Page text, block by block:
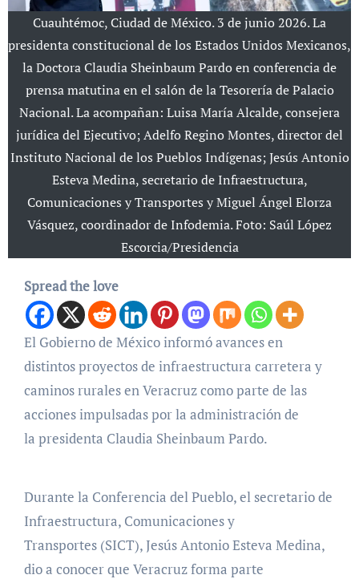
Cuauhtémoc, Ciudad de México. 3 de junio 2026. La
presidenta constitucional de los Estados Unidos Mexicanos,
la Doctora Claudia Sheinbaum Pardo en conferencia de
prensa matutina en el salón de la Tesorería de Palacio
Nacional. La acompañan: Luisa María Alcalde, consejera
jurídica del Ejecutivo; Adelfo Regino Montes, director del
Instituto Nacional de los Pueblos Indígenas; Jesús Antonio
Esteva Medina, secretario de Infraestructura,
Comunicaciones y Transportes y Miguel Ángel Elorza
Vásquez, coordinador de Infodemia. Foto: Saúl López
Escorcia/Presidencia
Spread the love
El Gobierno de México informó avances en
distintos proyectos de infraestructura carretera y
caminos rurales en Veracruz como parte de las
acciones impulsadas por la administración de
la presidenta Claudia Sheinbaum Pardo.
Durante la Conferencia del Pueblo, el secretario de
Infraestructura, Comunicaciones y
Transportes (SICT), Jesús Antonio Esteva Medina,
dio a conocer que Veracruz forma parte